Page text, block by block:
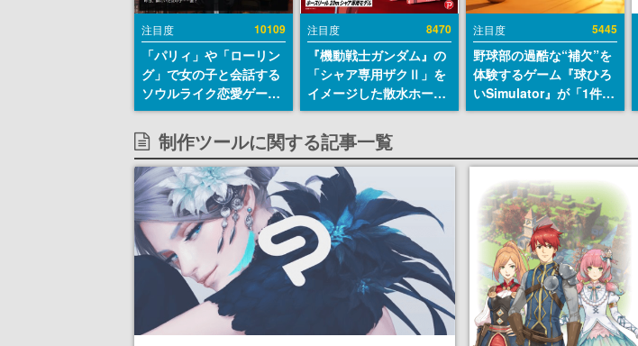
注目度 10109
「パリィ」や「ローリン
グ」で女の子と会話する
ソウルライク恋愛ゲーム
『小早川さんはソウルラ
イク』無料公開。返事に
失敗すると「YOU
DIED」
注目度 8470
『機動戦士ガンダム』の
「シャア専用ザクⅡ」を
イメージした散水ホース
リールが予約開始。本体
にはシャアのパーソナル
マークやジオン公国軍の
エンブレム、型式番号な
どを配置
注目度 5445
野球部の過酷な“補欠”を
体験するゲーム『球ひろ
いSimulator』が「1件」
のウィッシュリストをも
ダム・カム』開発元やチ
ェコのプロ野球選手から
称賛の声
制作ツールに関する記事一覧